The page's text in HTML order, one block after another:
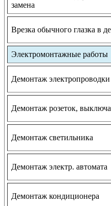
замена
Врезка обычного глазка в
Электромонтажные работы
Демонтаж электропроводки
Демонтаж розеток,
Демонтаж светильника
Демонтаж электр. автомата
Демонтаж кондиционера